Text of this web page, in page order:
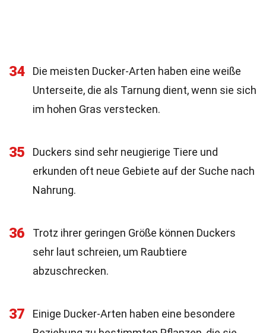
34
Die meisten Ducker-Arten haben eine weiße
Unterseite, die als Tarnung dient, wenn sie sich
im hohen Gras verstecken.
35
Duckers sind sehr neugierige Tiere und
erkunden oft neue Gebiete auf der Suche nach
Nahrung.
36
Trotz ihrer geringen Größe können Duckers
sehr laut schreien, um Raubtiere
abzuschrecken.
37
Einige Ducker-Arten haben eine besondere